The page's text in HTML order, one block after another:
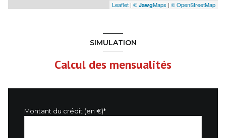
Leaflet | © JawgMaps | © OpenStreetMap
SIMULATION
Calcul des mensualités
Montant du crédit (en €)*